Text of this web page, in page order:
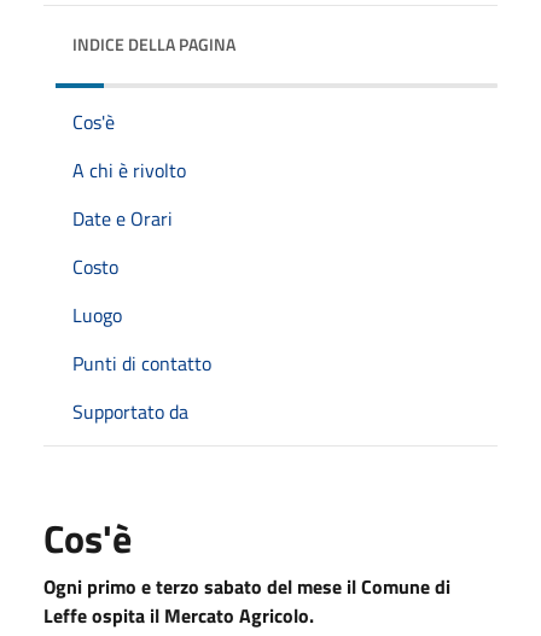
INDICE DELLA PAGINA
Cos'è
A chi è rivolto
Date e Orari
Costo
Luogo
Punti di contatto
Supportato da
Cos'è
Ogni primo e terzo sabato del mese il Comune di
Leffe ospita il Mercato Agricolo.